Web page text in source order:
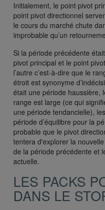
Initialement, le point pivot
point pivot directionnel
le cours du marché chute
improbable qu’un
Si la période précédente
pivot principal et le point
l’autre c’est-à-dire que le
étroit est synonyme
était une période haussière,
range est large (ce qui
une période tendancielle),
période d’équilibre pour la
probable que le pivot
tentera d'explorer la
de la période précédente et
actuelle.
LES PACKS
DANS LE